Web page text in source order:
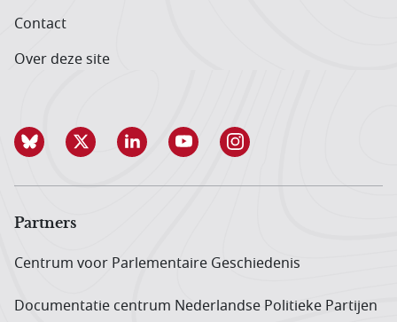
Contact
Over deze site
Partners
Centrum voor Parlementaire Geschiedenis
Documentatie centrum Neder­landse Politieke Partijen